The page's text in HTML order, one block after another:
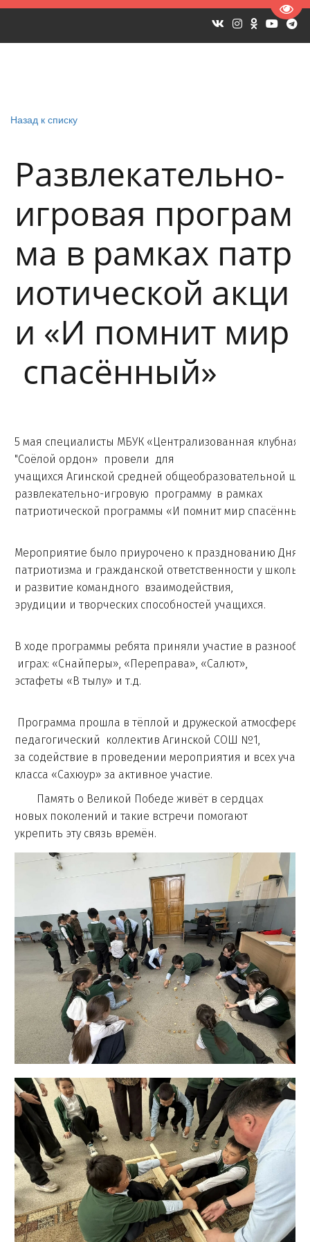
Назад к списку
Развлекательно-
игровая програм
ма в рамках патр
иотической акци
и «И помнит мир
спасённый»
5 мая специалисты МБУК «Централизованная клубная
"Соёлой ордон» провели для
учащихся Агинской средней общеобразовательной
развлекательно-игровую программу в рамках
патриотической программы «И помнит мир
Мероприятие было приурочено к празднованию Дня
патриотизма и гражданской ответственности у
и развитие командного взаимодействия,
эрудиции и творческих способностей учащихся.
В ходе программы ребята приняли участие в
играх: «Снайперы», «Переправа», «Салют»,
эстафеты «В тылу» и т.д.
Программа прошла в тёплой и дружеской атмосфере.
педагогический коллектив Агинской СОШ №1,
за содействие в проведении мероприятия и всех
класса «Сахюур» за активное участие.
Память о Великой Победе живёт в сердцах
новых поколений и такие встречи помогают
укрепить эту связь времён.